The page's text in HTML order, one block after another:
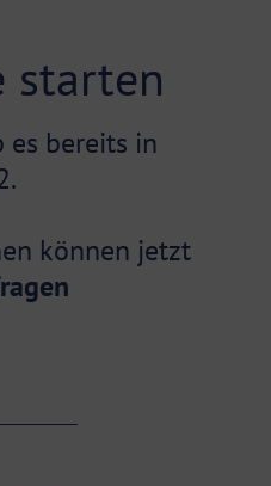
starten
es bereits in
können jetzt